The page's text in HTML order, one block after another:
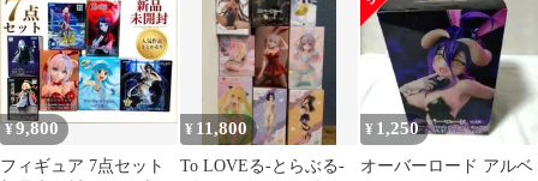
¥9,800
フィギュア 7点セット
¥ 11,800
To LOVEる-とらぶる-
¥ 1,250
オーバーロード アルベ